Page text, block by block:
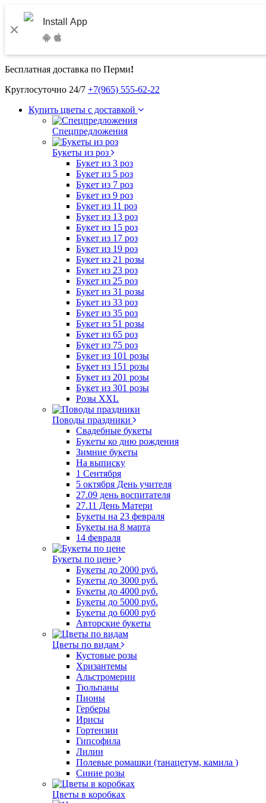
Install App
Бесплатная доставка по Перми!
Круглосуточно 24/7 +7(965) 555-62-22
Купить цветы с доставкой
Спецпредложения
Букеты из роз
Букет из 3 роз
Букет из 5 роз
Букет из 7 роз
Букет из 9 роз
Букет из 11 роз
Букет из 13 роз
Букет из 15 роз
Букет из 17 роз
Букет из 19 роз
Букет из 21 розы
Букет из 23 роз
Букет из 25 роз
Букет из 31 розы
Букет из 33 роз
Букет из 35 роз
Букет из 51 розы
Букет из 65 роз
Букет из 75 роз
Букет из 101 розы
Букет из 151 розы
Букет из 201 розы
Букет из 301 розы
Розы XXL
Поводы праздники
Свадебные букеты
Букеты ко дню рождения
Зимние букеты
На выписку
1 Сентября
5 октября День учителя
27.09 день воспитателя
27.11 День Матери
Букеты на 23 февраля
Букеты на 8 марта
14 февраля
Букеты по цене
Букеты до 2000 руб.
Букеты до 3000 руб.
Букеты до 4000 руб.
Букеты до 5000 руб.
Букеты до 6000 руб
Авторские букеты
Цветы по видам
Кустовые розы
Хризантемы
Альстромерии
Тюльпаны
Пионы
Герберы
Ирисы
Гортензии
Гипсофила
Лилии
Полевые ромашки (танацетум, камила )
Синие розы
Цветы в коробках